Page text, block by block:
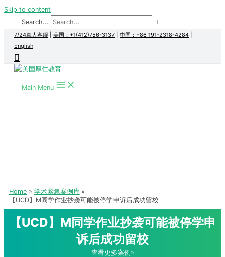
Skip to content
Search...
7/24真人客服 美国：+1(412)756-3137 中国：+86 191-2318-4284
English
Main Menu
Home
学术紧急案例库
【UCD】M同学作业抄袭可能被停学申诉后成功留校
【UCD】M同学作业抄袭可能被停学申
诉后成功留校
查看更多案例»